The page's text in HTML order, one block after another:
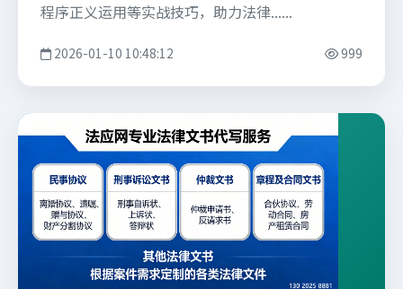
程序正义运用等实战技巧，助力法律......
2026-01-10 10:48:12 999